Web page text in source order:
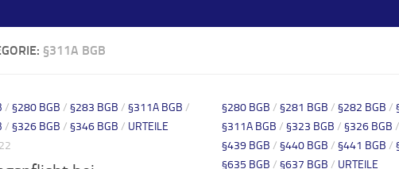
§311A BGB
/ §280 BGB / §283 BGB / §311A BGB /
/ §326 BGB / §346 BGB / URTEILE
§280 BGB / §281 BGB / §282 BGB /
§311A BGB / §323 BGB / §326 BGB /
§439 BGB / §440 BGB / §441 BGB /
§635 BGB / §637 BGB / URTEILE